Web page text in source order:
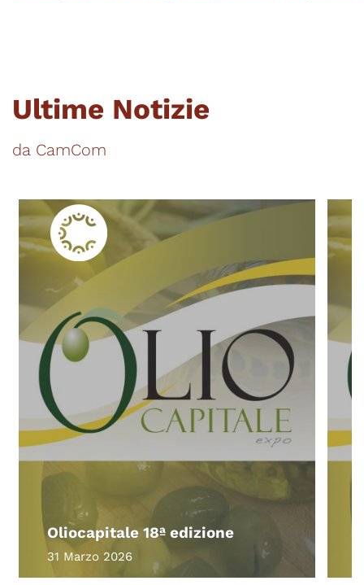
Ultime Notizie
da CamCom
Oliocapitale 18ª edizione
31 Marzo 2026